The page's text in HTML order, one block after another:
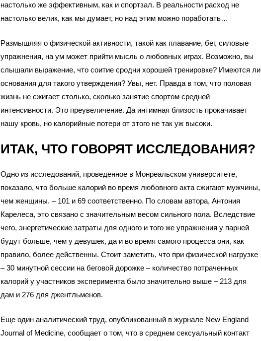
настолько же эффективным, как и спортзал. В реальности расход не
настолько велик, как мы думает, но над этим можно поработать…
Размышляя о физической активности, такой как плавание, бег, силовые
упражнения, на ум может прийти мысль о любовных играх. Возможно, вы
слышали выражение, что соитие сродни хорошей тренировке? Имеются ли
основания для такого утверждения? Увы, нет. Правда в том, что половая
жизнь не сжигает столько, сколько занятие спортом средней
интенсивности. Это преувеличение. Да интимная близость прокачивает
нашу кровь, но калорийные потери от этого не так уж высоки.
ИТАК, ЧТО ГОВОРЯТ ИССЛЕДОВАНИЯ?
Одно из исследований, проведенное в Монреальском университете,
показало, что больше калорий во время любовного акта сжигают мужчины,
чем женщины. – 101 и 69 соответственно. По словам автора, Антония
Карелеса, это связано с значительным весом сильного пола. Вследствие
чего, энергетические затраты для одного и того же упражнения у парней
будут больше, чем у девушек, да и во время самого процесса они, как
правило, более действенны. Стоит заметить, что при физической нагрузке
– 30 минутной сессии на беговой дорожке – количество потраченных
калорий у участников эксперимента было значительно выше – 213 для
дам и 276 для джентльменов.
Еще один аналитический труд, опубликованный в журнале New England
Journal of Medicine, сообщает о том, что в среднем сексуальный контакт